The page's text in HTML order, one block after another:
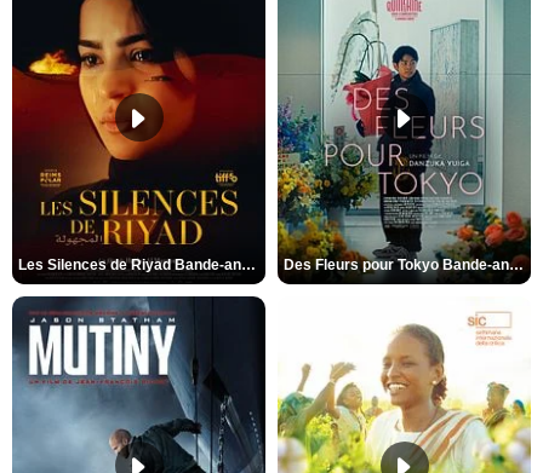
Les Silences de Riyad Bande-annonce VO STFR Des Fleurs pour Tokyo Bande-annonce VO STFR